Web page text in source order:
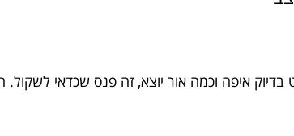
איפה וכמה אור יוצא, זה פנס שכדאי לשקול.